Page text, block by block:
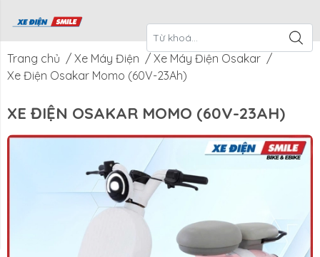
Xe Điện
Smile
CTKM Tháng
Trang chủ / Xe Máy Điện / Xe Máy Điện Osakar /
Xe Điện Osakar Momo (60V-23Ah)
XE ĐIỆN OSAKAR MOMO (60V-23AH)